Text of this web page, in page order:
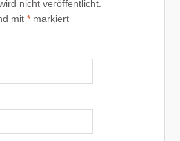
nicht veröffentlicht.
mit* markiert